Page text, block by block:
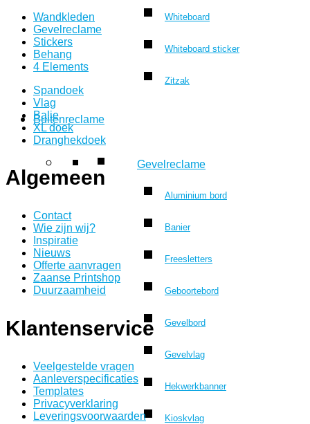
Whiteboard
Whiteboard sticker
Zitzak
Buitenreclame
Gevelreclame
Aluminium bord
Banier
Freesletters
Geboortebord
Gevelbord
Gevelvlag
Hekwerkbanner
Kioskvlag
Wandkleden
Gevelreclame
Stickers
Behang
4 Elements
Spandoek
Vlag
Balie
XL doek
Dranghekdoek
Algemeen
Contact
Wie zijn wij?
Inspiratie
Nieuws
Offerte aanvragen
Zaanse Printshop
Duurzaamheid
Klantenservice
Veelgestelde vragen
Aanleverspecificaties
Templates
Privacyverklaring
Leveringsvoorwaarden